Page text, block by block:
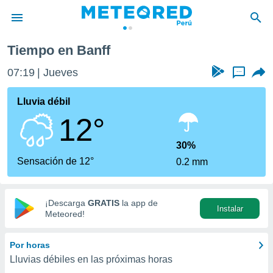
de
ha sido
para
que se
calidad.
a este
las
y
digital
basada
Tiempo en Banff
07:19 Jueves ...
Lluvia débil
12°
Sensación de 12°
30%
0.2 mm
¡Descarga GRATIS la app de
Meteored!
Instalar
Por horas
Lluvias débiles en las próximas horas